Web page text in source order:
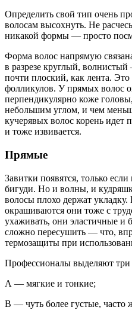
Определить свой тип очень
волосам высохнуть. Не
никакой формы — просто
Форма волос напрямую
в разрезе круглый,
почти плоский, как лента.
фолликулов. У прямых волос
перпендикулярно коже
небольшим углом, и чем
кучерявых волос корень идет
и тоже извивается.
Прямые
Завитки появятся, только
бигуди. Но и волны, и
волосы плохо держат укладку.
окрашиваются они тоже с
ухаживать, они эластичные и
сложно пересушить — что,
термозащиты при
Профессионалы выделяют
А — мягкие и тонкие;
В — чуть более густые, часто